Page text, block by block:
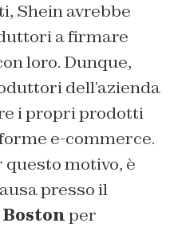
Shein avrebbe
a firmare
loro. Dunque,
dell’azienda
i propri prodotti
e-commerce.
questo motivo, è
presso il
Bostonper